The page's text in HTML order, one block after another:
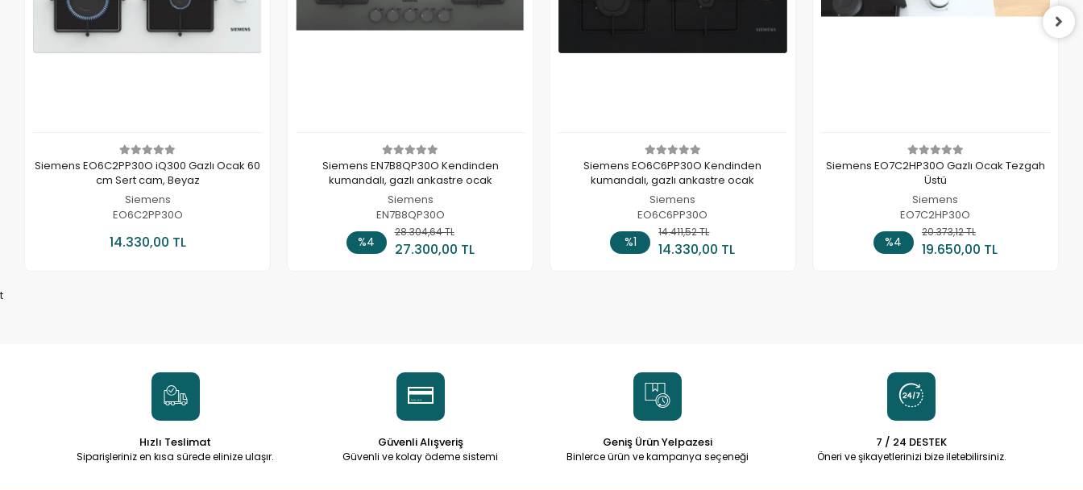
Siemens EO6C2PP30O iQ300 Gazlı Ocak 60
cm Sert cam, Beyaz
Siemens
EO6C2PP30O
14.330,00 TL
Siemens EN7B8QP30O Kendinden
kumandalı, gazlı ankastre ocak
Siemens
EN7B8QP30O
%4
28.304,64 TL
27.300,00 TL
Sepete Ekle
Siemens EO6C6PP30O Kendinden
kumandalı, gazlı ankastre ocak
Siemens
EO6C6PP30O
%1
14.411,52 TL
14.330,00 TL
Sepete Ekle
Siemens EO7C2HP30O Gazlı Ocak Tezgah
Üstü
Siemens
EO7C2HP30O
%4
20.373,12 TL
19.650,00 TL
Sepete Ekle
t
Hızlı Teslimat
Siparişleriniz en kısa sürede elinize ulaşır.
Güvenli Alışveriş
Güvenli ve kolay ödeme sistemi
Geniş Ürün Yelpazesi
Binlerce ürün ve kampanya seçeneği
7 / 24 DESTEK
Öneri ve şikayetlerinizi bize iletebilirsiniz.